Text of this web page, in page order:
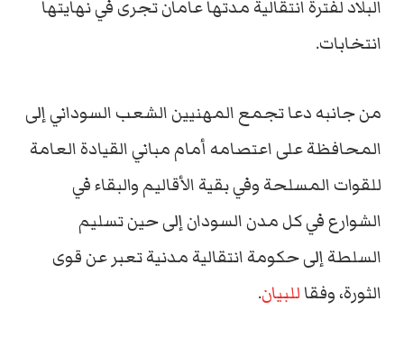
البلاد لفترة انتقالية مدتها عامان تجرى في نهايتها
انتخابات.
من جانبه دعا تجمع المهنيين الشعب السوداني إلى
المحافظة على اعتصامه أمام مباني القيادة العامة
للقوات المسلحة وفي بقية الأقاليم والبقاء في
الشوارع في كل مدن السودان إلى حين تسليم
السلطة إلى حكومة انتقالية مدنية تعبر عن قوى
الثورة، وفقا للبيان.